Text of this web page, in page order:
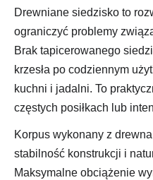
Drewniane siedzisko to
ograniczyć problemy
Brak tapicerowanego
krzesła po codziennym
kuchni i jadalni. To
częstych posiłkach lub
Korpus wykonany z
stabilność konstrukcji i
Maksymalne obciążenie